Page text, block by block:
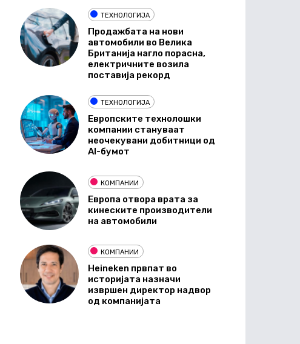
ТЕХНОЛОГИЈА
Продажбата на нови
автомобили во Велика
Британија нагло порасна,
електричните возила
поставија рекорд
ТЕХНОЛОГИЈА
Европските технолошки
компании стануваат
неочекувани добитници од
AI-бумот
КОМПАНИИ
Европа отвора врата за
кинеските производители
на автомобили
КОМПАНИИ
Heineken првпат во
историјата назначи
извршен директор надвор
од компанијата